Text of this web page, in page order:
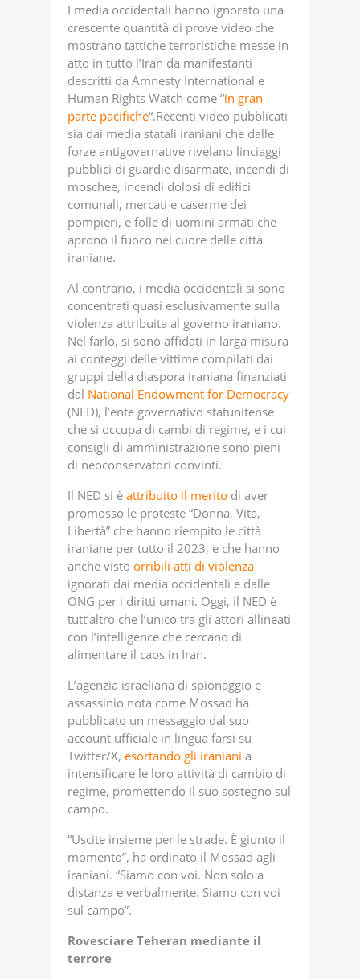
I media occidentali hanno ignorato una
crescente quantità di prove video che
mostrano tattiche terroristiche messe in
atto in tutto l’Iran da manifestanti
descritti da Amnesty International e
Human Rights Watch come “in gran
parte pacifiche“.Recenti video pubblicati
sia dai media statali iraniani che dalle
forze antigovernative rivelano linciaggi
pubblici di guardie disarmate, incendi di
moschee, incendi dolosi di edifici
comunali, mercati e caserme dei
pompieri, e folle di uomini armati che
aprono il fuoco nel cuore delle città
iraniane.
Al contrario, i media occidentali si sono
concentrati quasi esclusivamente sulla
violenza attribuita al governo iraniano.
Nel farlo, si sono affidati in larga misura
ai conteggi delle vittime compilati dai
gruppi della diaspora iraniana finanziati
dal National Endowment for Democracy
(NED), l’ente governativo statunitense
che si occupa di cambi di regime, e i cui
consigli di amministrazione sono pieni
di neoconservatori convinti.
Il NED si è attribuito il merito di aver
promosso le proteste “Donna, Vita,
Libertà” che hanno riempito le città
iraniane per tutto il 2023, e che hanno
anche visto orribili atti di violenza
ignorati dai media occidentali e dalle
ONG per i diritti umani. Oggi, il NED è
tutt’altro che l’unico tra gli attori allineati
con l’intelligence che cercano di
alimentare il caos in Iran.
L’agenzia israeliana di spionaggio e
assassinio nota come Mossad ha
pubblicato un messaggio dal suo
account ufficiale in lingua farsi su
Twitter/X, esortando gli iraniani a
intensificare le loro attività di cambio di
regime, promettendo il suo sostegno sul
campo.
“Uscite insieme per le strade. È giunto il
momento”, ha ordinato il Mossad agli
iraniani. “Siamo con voi. Non solo a
distanza e verbalmente. Siamo con voi
sul campo”.
Rovesciare Teheran mediante il
terrore